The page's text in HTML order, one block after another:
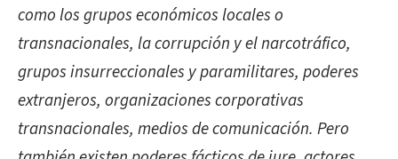
como los grupos económicos locales o
transnacionales, la corrupción y el narcotráfico,
grupos insurreccionales y paramilitares, poderes
extranjeros, organizaciones corporativas
transnacionales, medios de comunicación. Pero